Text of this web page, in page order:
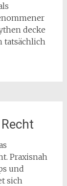
decke
tatsächlich
Praxisnah
und
sich